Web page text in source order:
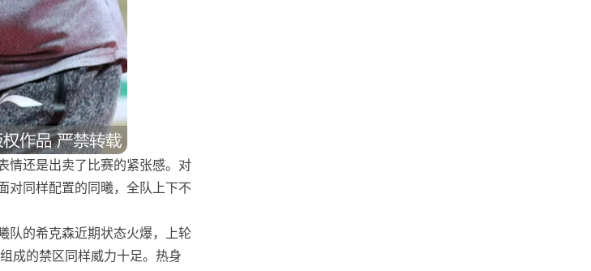
情还是出卖了比赛的紧张感。对
对同样配置的同曦，全队上下不
队的希克森近期状态火爆，上轮
成的禁区同样威力十足。热身